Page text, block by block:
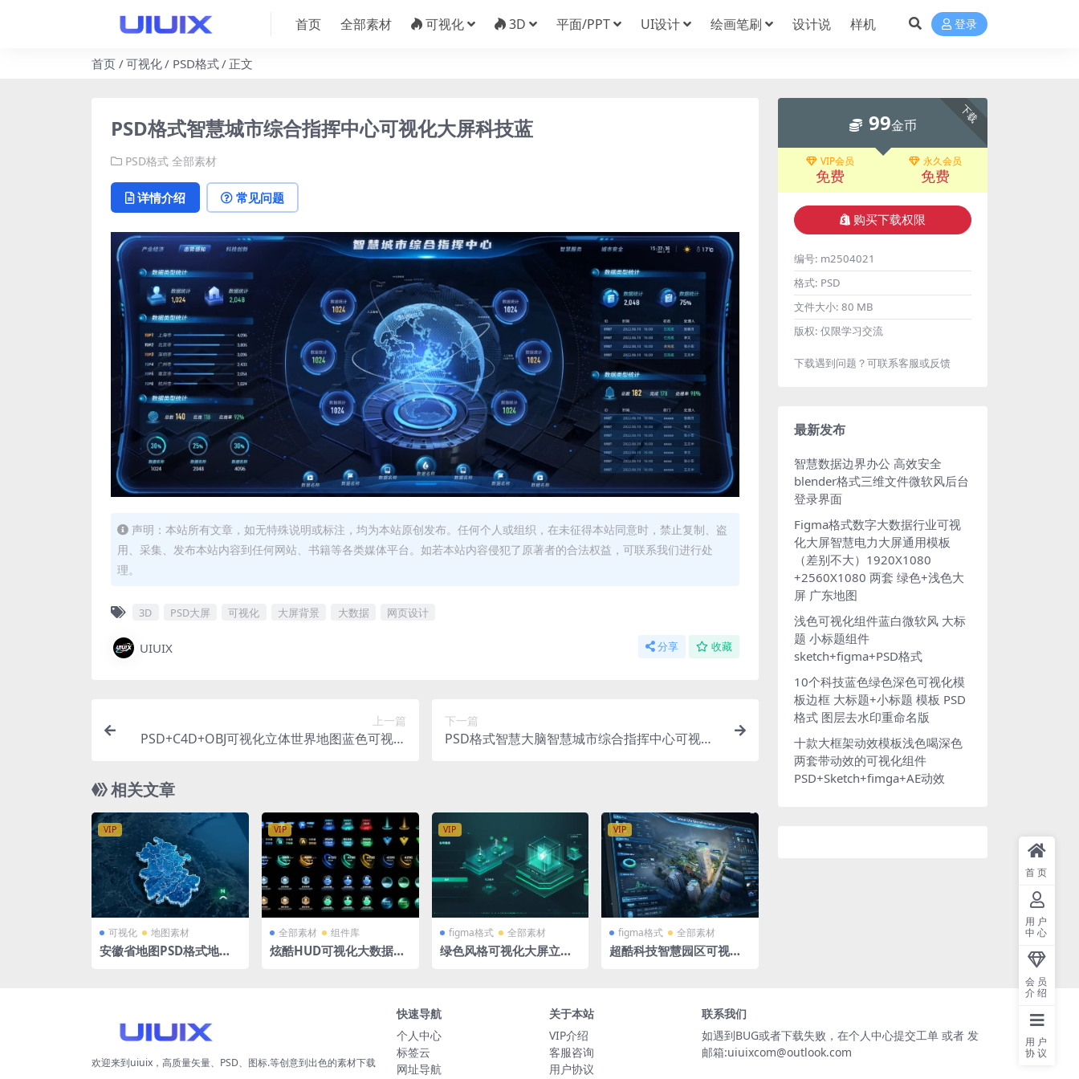
首页 全部素材 可视化 3D 平面/PPT UI设计 绘画笔刷 设计说 样机 登录
首页 可视化 PSD格式 正文
PSD格式智慧城市综合指挥中心可视化大屏科技蓝
PSD格式 全部素材
详情介绍 常见问题
声明：本站所有文章，如无特殊说明或标注，均为本站原创发布。任何个人或组织，在未征得本站同意时，禁止复制、盗
用、采集、发布本站内容到任何网站、书籍等各类媒体平台。如若本站内容侵犯了原著者的合法权益，可联系我们进行处
理。
3D PSD大屏 可视化 大屏背景 大数据 网页设计
UIUIX 分享 收藏
上一篇
PSD+C4D+OBJ可视化立体世界地图蓝色可视化
下一篇
PSD格式智慧大脑智慧城市综合指挥中心可视化
相关文章
VIP
可视化 地图素材
安徽省地图PSD格式地图
VIP
全部素材 组件库
炫酷HUD可视化大数据大
VIP
figma格式 全部素材
绿色风格可视化大屏立体3
VIP
figma格式 全部素材
超酷科技智慧园区可视化
下载
99金币
VIP会员
免费
永久会员
免费
购买下载权限
编号: m2504021
格式: PSD
文件大小: 80 MB
版权: 仅限学习交流
下载遇到问题？可联系客服或反馈
最新发布
智慧数据边界办公 高效安全
blender格式三维文件微软风后台
登录界面
Figma格式数字大数据行业可视
化大屏智慧电力大屏通用模板
（差别不大）1920X1080
+2560X1080 两套 绿色+浅色大
屏 广东地图
浅色可视化组件蓝白微软风 大标
题 小标题组件
sketch+figma+PSD格式
10个科技蓝色绿色深色可视化模
板边框 大标题+小标题 模板 PSD
格式 图层去水印重命名版
十款大框架动效模板浅色喝深色
两套带动效的可视化组件
PSD+Sketch+fimga+AE动效
欢迎来到uiuix，高质量矢量、PSD、图标.等创意到出色的素材下载
快速导航
个人中心
标签云
网址导航
关于本站
VIP介绍
客服咨询
用户协议
联系我们
如遇到BUG或者下载失败，在个人中心提交工单 或者 发
邮箱:uiuixcom@outlook.com
首页
用户
中心
会员
介绍
用户
协议